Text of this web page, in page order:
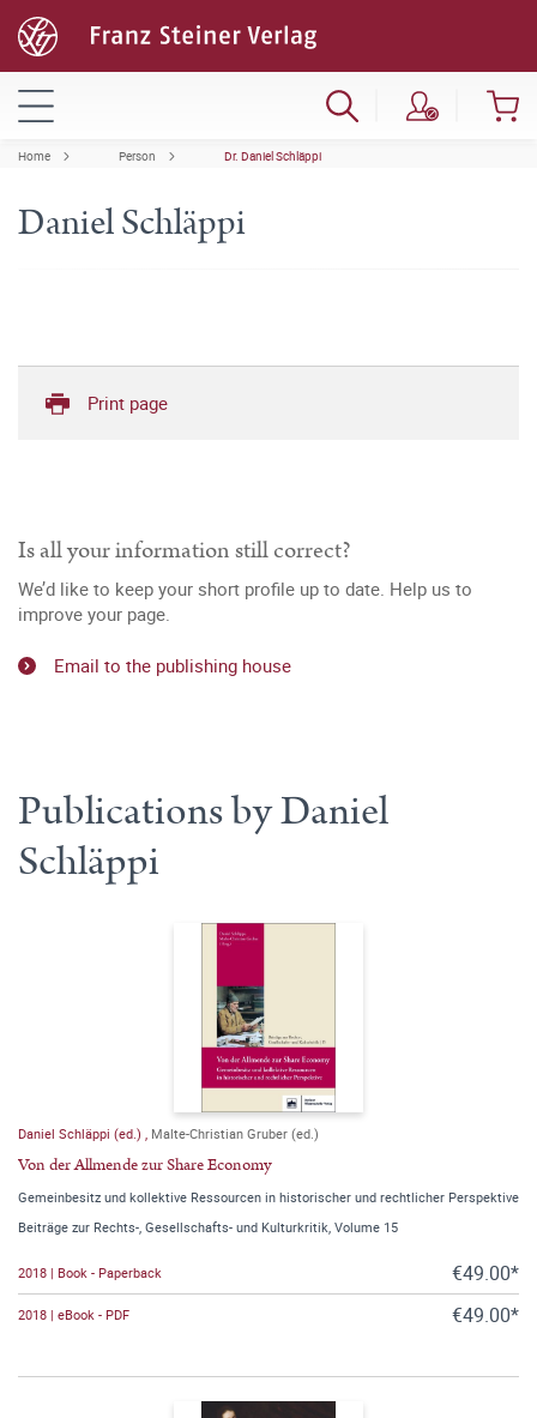
Home Person Dr. Daniel Schläppi
Daniel Schläppi
Print page
Is all your information still correct?
We’d like to keep your short profile up to date. Help us to
improve your page.
Email to the publishing house
Publications by Daniel
Schläppi
Daniel Schläppi (ed.) Malte-Christian Gruber (ed.)
Von der Allmende zur Share Economy
Gemeinbesitz und kollektive Ressourcen in historischer und rechtlicher Perspektive
Beiträge zur Rechts-, Gesellschafts- und Kulturkritik, Volume 15
2018 | Book - Paperback €49.00*
2018 | eBook - PDF €49.00*